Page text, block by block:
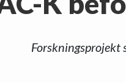
Forskningsprojekt